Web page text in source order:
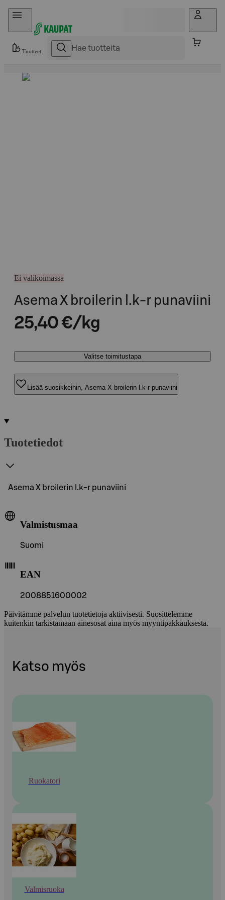
Hyppää sisältöön
Tuotteet
Ei valikoimassa
Asema X broilerin l.k-r punaviini
25,40 €/kg
Valitse toimitustapa
Lisää suosikkeihin, Asema X broilerin l.k-r punaviini
Tuotetiedot
Asema X broilerin l.k-r punaviini
Valmistusmaa
Suomi
EAN
2008851600002
Päivitämme palvelun tuotetietoja aktiivisesti. Suosittelemme
kuitenkin tarkistamaan ainesosat aina myös myyntipakkauksesta.
Katso myös
Ruokatori
Valmisruoka